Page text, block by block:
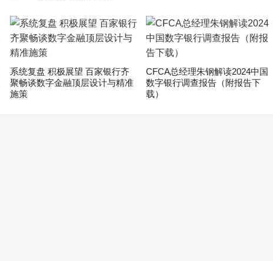
系统复盘 积极展望 百家银行齐
聚畅谈数字金融顶层设计与精准
施策
CFCA总经理朱钢解读2024中国
数字银行调查报告（附报告下
载）